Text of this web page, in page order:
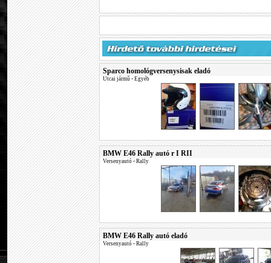
Sparco homológversenysisak eladó
Utcai jármű • Egyéb
BMW E46 Rally autó r I RII
Versenyautó • Rally
BMW E46 Rally autó eladó
Versenyautó • Rally